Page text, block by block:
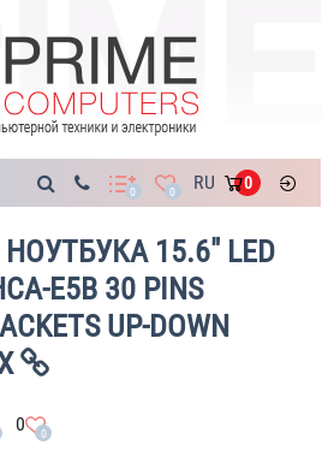
0 0 RU 0
15.6" LED
E5B 30 PINS
UP-DOWN
0 0